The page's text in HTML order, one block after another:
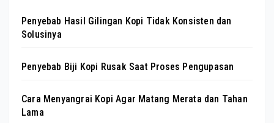
Penyebab Hasil Gilingan Kopi Tidak Konsisten dan
Solusinya
Penyebab Biji Kopi Rusak Saat Proses Pengupasan
Cara Menyangrai Kopi Agar Matang Merata dan Tahan
Lama